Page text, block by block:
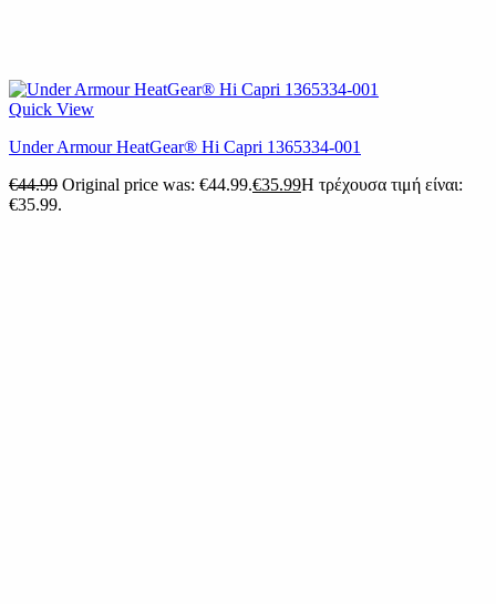
Quick View
Under Armour HeatGear® Hi Capri 1365334-001
€44.99 Original price was: €44.99.€35.99Η τρέχουσα τιμή είναι:
€35.99.